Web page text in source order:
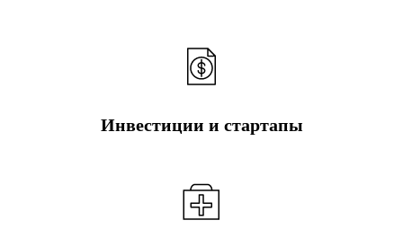
Инвестиции и стартапы